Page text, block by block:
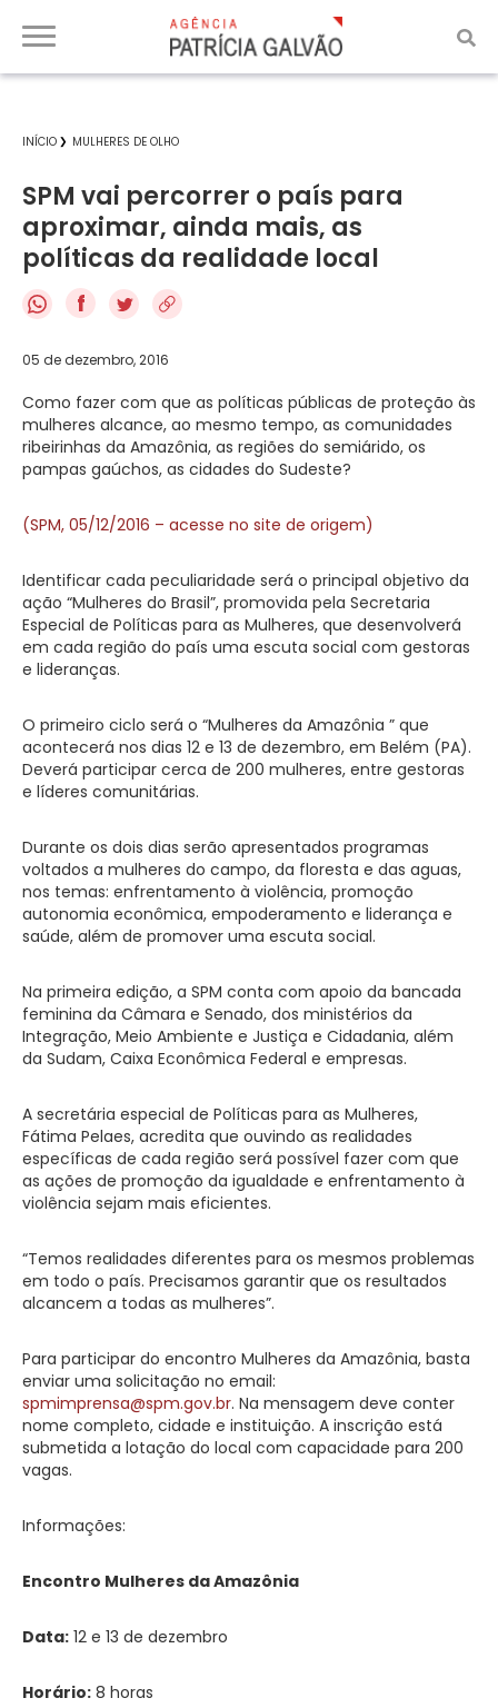
INÍCIO MULHERES DE OLHO
SPM vai percorrer o país para
aproximar, ainda mais, as
políticas da realidade local
f
05 de dezembro, 2016
Como fazer com que as políticas públicas de proteção às
mulheres alcance, ao mesmo tempo, as comunidades
ribeirinhas da Amazônia, as regiões do semiárido, os
pampas gaúchos, as cidades do Sudeste?
(SPM, 05/12/2016 – acesse no site de origem)
Identificar cada peculiaridade será o principal objetivo da
ação “Mulheres do Brasil”, promovida pela Secretaria
Especial de Políticas para as Mulheres, que desenvolverá
em cada região do país uma escuta social com gestoras
e lideranças.
O primeiro ciclo será o “Mulheres da Amazônia ” que
acontecerá nos dias 12 e 13 de dezembro, em Belém (PA).
Deverá participar cerca de 200 mulheres, entre gestoras
e líderes comunitárias.
Durante os dois dias serão apresentados programas
voltados a mulheres do campo, da floresta e das aguas,
nos temas: enfrentamento à violência, promoção
autonomia econômica, empoderamento e liderança e
saúde, além de promover uma escuta social.
Na primeira edição, a SPM conta com apoio da bancada
feminina da Câmara e Senado, dos ministérios da
Integração, Meio Ambiente e Justiça e Cidadania, além
da Sudam, Caixa Econômica Federal e empresas.
A secretária especial de Políticas para as Mulheres,
Fátima Pelaes, acredita que ouvindo as realidades
específicas de cada região será possível fazer com que
as ações de promoção da igualdade e enfrentamento à
violência sejam mais eficientes.
“Temos realidades diferentes para os mesmos problemas
em todo o país. Precisamos garantir que os resultados
alcancem a todas as mulheres”.
Para participar do encontro Mulheres da Amazônia, basta
enviar uma solicitação no email:
spmimprensa@spm.gov.br. Na mensagem deve conter
nome completo, cidade e instituição. A inscrição está
submetida a lotação do local com capacidade para 200
vagas.
Informações:
Encontro Mulheres da Amazônia
Data: 12 e 13 de dezembro
Horário: 8 horas